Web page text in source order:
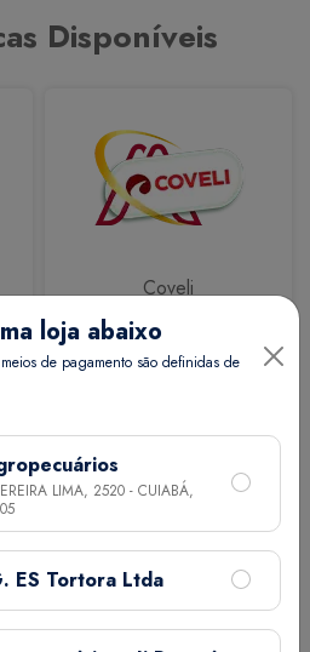
Disponíveis
Coveli
M7
loja abaixo
de pagamento são definidas de
LIMA, 2520 - CUIABÁ,
ES Tortora Ltda